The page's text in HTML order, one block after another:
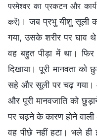
परमेश्वर का प्रकटन और
करें) । जब प्रभु यीशु सूली
गया, उसके शरीर पर
वह बहुत पीड़ा में था।
दिखाया। पूरी मानवता
सहे और सूली पर चढ़ गया।
और पूरी मानवजाति को
पर चढ़ने के कारण होने
वह पीछे नहीं हटा। भले